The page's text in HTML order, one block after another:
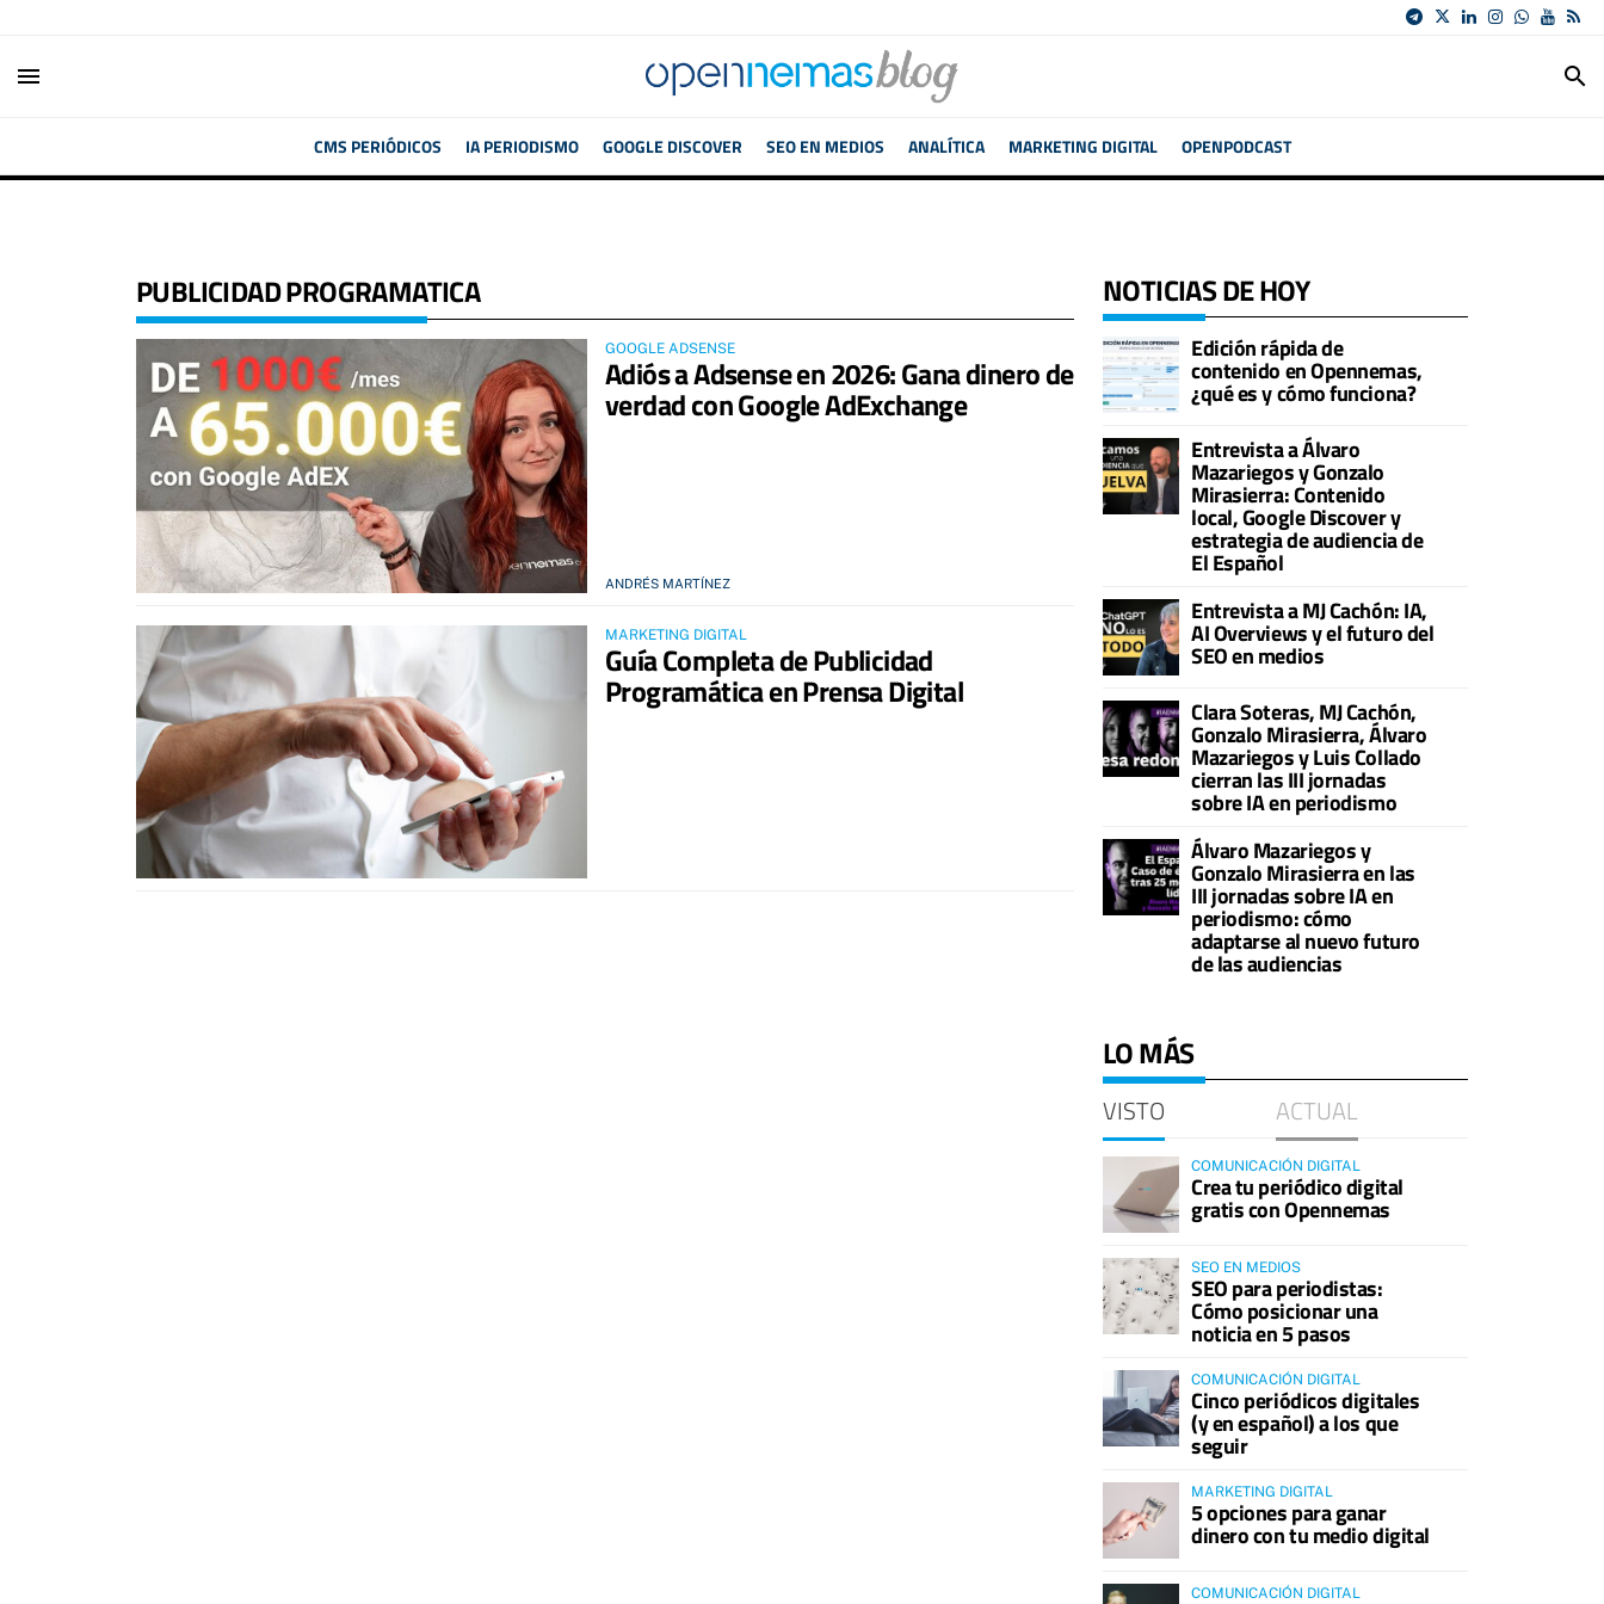
menu search
CMS PERIÓDICOS IA PERIODISMO GOOGLE DISCOVER SEO EN MEDIOS ANALÍTICA MARKETING DIGITAL OPENPODCAST
PUBLICIDAD PROGRAMATICA
GOOGLE ADSENSE
Adiós a Adsense en 2026: Gana dinero de
verdad con Google AdExchange
ANDRÉS MARTÍNEZ
MARKETING DIGITAL
Guía Completa de Publicidad
Programática en Prensa Digital
NOTICIAS DE HOY
Edición rápida de
contenido en Opennemas,
¿qué es y cómo funciona?
Entrevista a Álvaro
Mazariegos y Gonzalo
Mirasierra: Contenido
local, Google Discover y
estrategia de audiencia de
El Español
Entrevista a MJ Cachón: IA,
AI Overviews y el futuro del
SEO en medios
Clara Soteras, MJ Cachón,
Gonzalo Mirasierra, Álvaro
Mazariegos y Luis Collado
cierran las III jornadas
sobre IA en periodismo
Álvaro Mazariegos y
Gonzalo Mirasierra en las
III jornadas sobre IA en
periodismo: cómo
adaptarse al nuevo futuro
de las audiencias
LO MÁS
VISTO ACTUAL
COMUNICACIÓN DIGITAL
Crea tu periódico digital
gratis con Opennemas
SEO EN MEDIOS
SEO para periodistas:
Cómo posicionar una
noticia en 5 pasos
COMUNICACIÓN DIGITAL
Cinco periódicos digitales
(y en español) a los que
seguir
MARKETING DIGITAL
5 opciones para ganar
dinero con tu medio digital
COMUNICACIÓN DIGITAL